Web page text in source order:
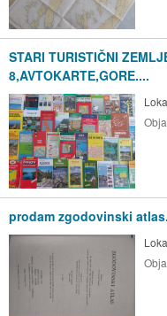
STARI TURISTIČNI
8,AVTOKARTE,GORE....
prodam zgodovinski